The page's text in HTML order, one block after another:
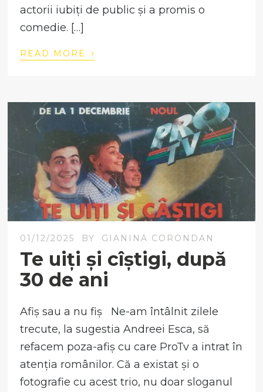
actorii iubiți de public și a promis o
comedie. […]
READ MORE ›
01/12/2025 BY GIANINA CORONDAN
Te uiți și cîștigi, după
30 de ani
Afiș sau a nu fiș Ne-am întâlnit zilele
trecute, la sugestia Andreei Esca, să
refacem poza-afiș cu care ProTv a intrat în
atenția românilor. Că a existat și o
fotografie cu acest trio, nu doar sloganul